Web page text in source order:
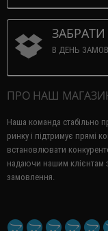
ЗАБРАТИ
В ДЕНЬ
ПРО НАШ
Наша команда стабільно
ринку і підтримує прямі
встановлювати
надаючи нашим клієнтам
замовлення.